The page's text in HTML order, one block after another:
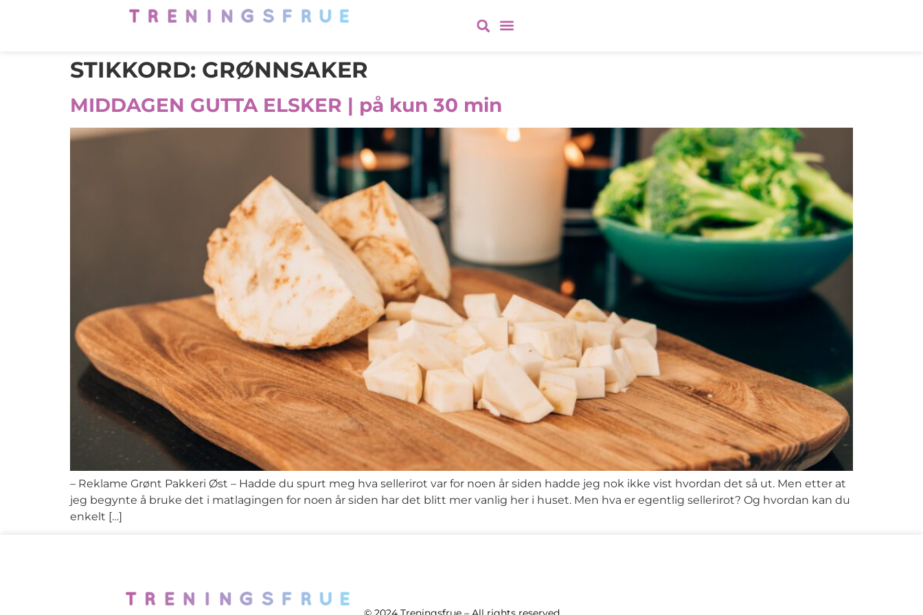
STIKKORD: GRØNNSAKER
MIDDAGEN GUTTA ELSKER | på kun 30 min
– Reklame Grønt Pakkeri Øst – Hadde du spurt meg hva sellerirot var for noen år siden hadde jeg nok ikke vist hvordan det så ut. Men etter at
jeg begynte å bruke det i matlagingen for noen år siden har det blitt mer vanlig her i huset. Men hva er egentlig sellerirot? Og hvordan kan du
enkelt […]